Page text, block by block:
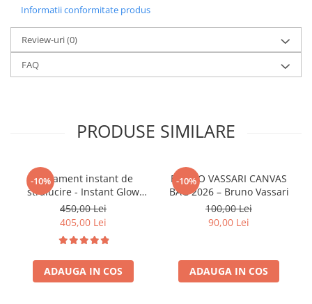
Informatii conformitate produs
Review-uri(0)
FAQ
PRODUSE SIMILARE
-10%
Tratament instant de
stralucire - Instant Glow
Beauty – Bruno Vassari
450,00 Lei
405,00 Lei
ADAUGA IN COS
-10%
BRUNO VASSARI CANVAS
BAG 2026 – Bruno Vassari
100,00 Lei
90,00 Lei
ADAUGA IN COS